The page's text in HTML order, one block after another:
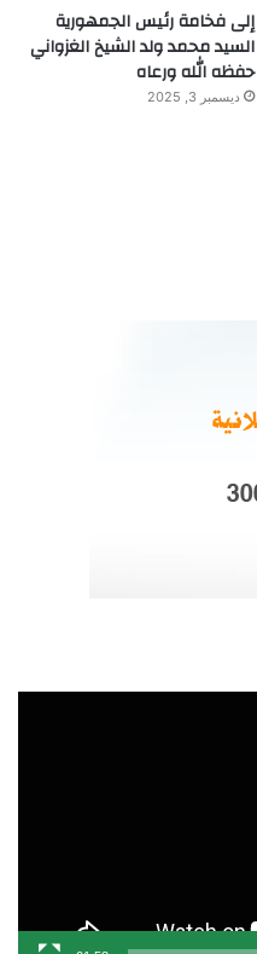
إلى فخامة رئيس الجمهورية
السيد محمد ولد الشيخ الغزواني
حفظه الله ورعاه
ديسمبر 3, 2025